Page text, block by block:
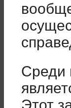
Среди